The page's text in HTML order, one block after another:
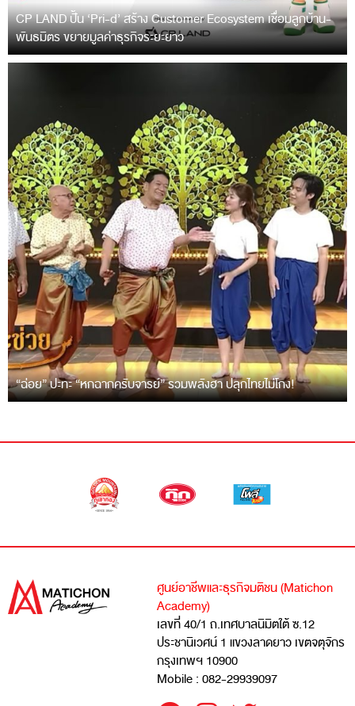
CP LAND ปั้น ‘Pri-d’ สร้าง Customer Ecosystem เชื่อมลูกบ้าน-
พันธมิตร ขยายมูลค่าธุรกิจระยะยาว
“ฉ่อย” ปะทะ “หกฉากครับจารย์” รวมพลังฮา ปลุกไทยไม่โกง!
ศูนย์อาชีพและธุรกิจมติชน (Matichon
Academy)
เลขที่ 40/1 ถ.เทศบาลนิมิตใต้ ซ.12
ประชานิเวศน์ 1 แขวงลาดยาว เขตจตุจักร
กรุงเทพฯ 10900
Mobile : 082-29939097